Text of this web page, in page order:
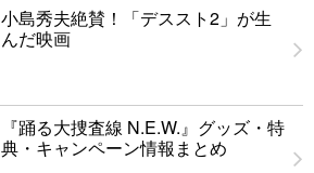
小島秀夫絶賛！「デススト2」が生
んだ映画
『踊る大捜査線 N.E.W.』グッズ・特
典・キャンペーン情報まとめ